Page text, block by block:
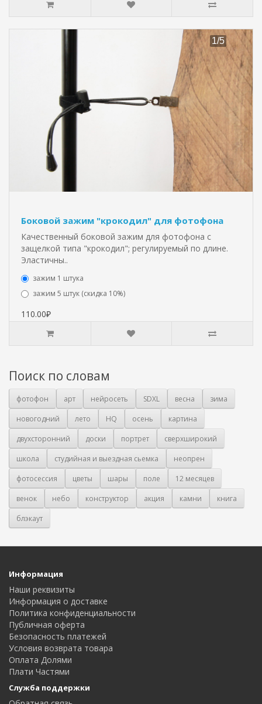
Боковой зажим "крокодил" для фотофона
Качественный боковой зажим для фотофона с
защелкой типа "крокодил"; регулируемый по длине.
Эластичны..
зажим 1 штука
зажим 5 штук (скидка 10%)
110.00₽
Поиск по словам
фотофон арт нейросеть SDXL весна
зима
новогодний
лето HQ осень
картина
двухсторонний
доски портрет
сверхширокий
школа
студийная и выездная сьемка
неопрен
фотосессия
цветы шары поле
12 месяцев
венок
небо конструктор акция камни
книга
блэкаут
Информация
Наши реквизиты
Информация о доставке
Политика конфиденциальности
Публичная оферта
Безопасность платежей
Условия возврата товара
Оплата Долями
Плати Частями
Служба поддержки